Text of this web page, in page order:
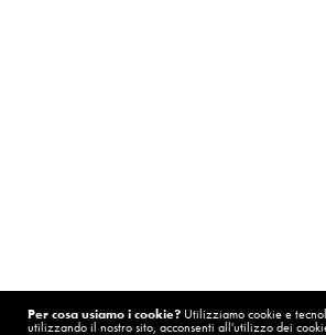
Per cosa usiamo i cookie? Utilizziamo cookie e
utilizzando il nostro sito, acconsenti all'utilizzo dei